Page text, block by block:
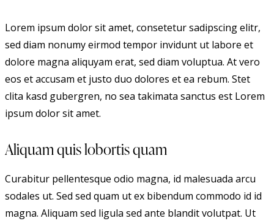
Lorem ipsum dolor sit amet, consetetur sadipscing elitr,
sed diam nonumy eirmod tempor invidunt ut labore et
dolore magna aliquyam erat, sed diam voluptua. At vero
eos et accusam et justo duo dolores et ea rebum. Stet
clita kasd gubergren, no sea takimata sanctus est Lorem
ipsum dolor sit amet.
Aliquam quis lobortis quam
Curabitur pellentesque odio magna, id malesuada arcu
sodales ut. Sed sed quam ut ex bibendum commodo id id
magna. Aliquam sed ligula sed ante blandit volutpat. Ut